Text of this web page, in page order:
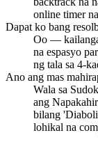
online timer
Dapat ko bang
Oo —
na espasyo
ng tala sa 4-
Ano ang mas
Wala sa
ang
bilang
lohikal na